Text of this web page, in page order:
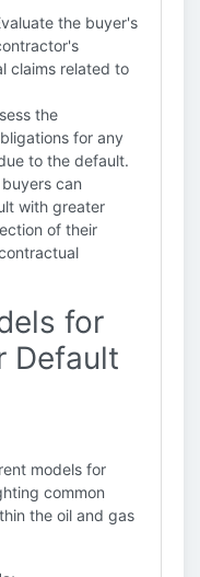
the buyer's
claims related to
the
for any
to the default.
can
with greater
of their
for
Default
models for
common
the oil and gas